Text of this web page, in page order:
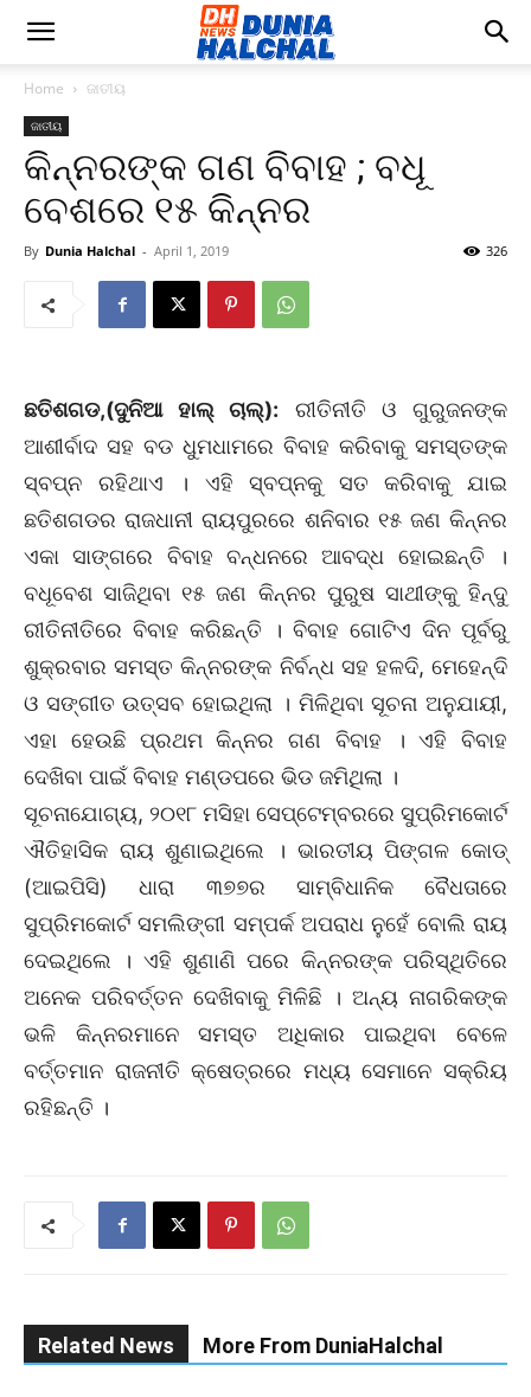
Home ଜାତୀୟ
ଜାତୀୟ
କିନ୍ନରଙ୍କ ଗଣ ବିବାହ ; ବଧୂ
ବେଶରେ ୧୫ କିନ୍ନର
By Dunia Halchal - April 1, 2019 326
ଛତିଶଗଡ,(ଦୁନିଆ ହାଲ୍ ଚାଲ୍): ରୀତିନୀତି ଓ ଗୁରୁଜନଙ୍କ
ଆଶୀର୍ବାଦ ସହ ବଡ ଧୁମଧାମରେ ବିବାହ କରିବାକୁ ସମସ୍ତଙ୍କ
ସ୍ବପ୍ନ ରହିଥାଏ । ଏହି ସ୍ବପ୍ନକୁ ସତ କରିବାକୁ ଯାଇ
ଛତିଶଗଡର ରାଜଧାନୀ ରାୟପୁରରେ ଶନିବାର ୧୫ ଜଣ କିନ୍ନର
ଏକା ସାଙ୍ଗରେ ବିବାହ ବନ୍ଧନରେ ଆବଦ୍ଧ ହୋଇଛନ୍ତି ।
ବଧୂବେଶ ସାଜିଥିବା ୧୫ ଜଣ କିନ୍ନର ପୁରୁଷ ସାଥୀଙ୍କୁ ହିନ୍ଦୁ
ରୀତିନୀତିରେ ବିବାହ କରିଛନ୍ତି । ବିବାହ ଗୋଟିଏ ଦିନ ପୂର୍ବରୁ
ଶୁକ୍ରବାର ସମସ୍ତ କିନ୍ନରଙ୍କ ନିର୍ବନ୍ଧ ସହ ହଳଦି, ମେହେନ୍ଦି
ଓ ସଙ୍ଗୀତ ଉତ୍ସବ ହୋଇଥିଲା । ମିଳିଥିବା ସୂଚନା ଅନୁଯାୟୀ,
ଏହା ହେଉଛି ପ୍ରଥମ କିନ୍ନର ଗଣ ବିବାହ । ଏହି ବିବାହ
ଦେଖିବା ପାଇଁ ବିବାହ ମଣ୍ଡପରେ ଭିଡ ଜମିଥିଲା ।
ସୂଚନାଯୋଗ୍ୟ, ୨୦୧୮ ମସିହା ସେପ୍ଟେମ୍ବରରେ ସୁପ୍ରିମକୋର୍ଟ
ଐତିହାସିକ ରାୟ ଶୁଣାଇଥିଲେ । ଭାରତୀୟ ପିଙ୍ଗଳ କୋଡ୍
(ଆଇପିସି) ଧାରା ୩୭୭ର ସାମ୍ବିଧାନିକ ବୈଧତାରେ
ସୁପ୍ରିମକୋର୍ଟ ସମଲିଙ୍ଗୀ ସମ୍ପର୍କ ଅପରାଧ ନୁହେଁ ବୋଲି ରାୟ
ଦେଇଥିଲେ । ଏହି ଶୁଣାଣି ପରେ କିନ୍ନରଙ୍କ ପରିସ୍ଥିତିରେ
ଅନେକ ପରିବର୍ତ୍ତନ ଦେଖିବାକୁ ମିଳିଛି । ଅନ୍ୟ ନାଗରିକଙ୍କ
ଭଳି କିନ୍ନରମାନେ ସମସ୍ତ ଅଧିକାର ପାଇଥିବା ବେଳେ
ବର୍ତ୍ତମାନ ରାଜନୀତି କ୍ଷେତ୍ରରେ ମଧ୍ୟ ସେମାନେ ସକ୍ରିୟ
ରହିଛନ୍ତି ।
Related News More From DuniaHalchal